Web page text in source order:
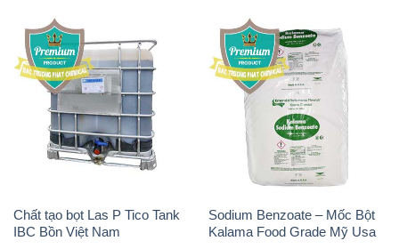
Chất tạo bọt Las P Tico Tank
IBC Bồn Việt Nam
Sodium Benzoate – Mốc Bột
Kalama Food Grade Mỹ Usa